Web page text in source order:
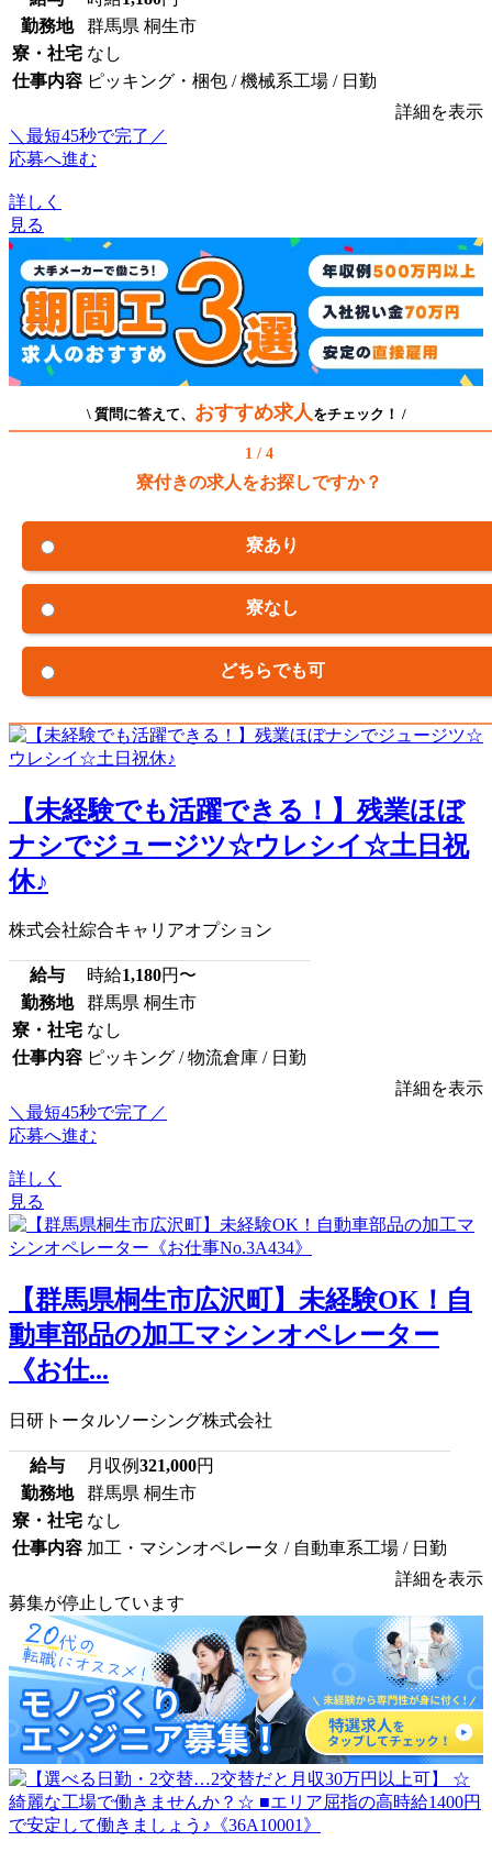
勤務地
群馬県 桐生市
寮・社宅 なし
仕事内容 ピッキング・梱包 / 機械系工場 / 日勤
詳細を表示
＼最短45秒で完了／
応募へ進む
詳しく
見る
\ 質問に答えて、 おすすめ求人 をチェック！ /
1 / 4
寮付きの求人をお探しですか？
寮あり
寮なし
どちらでも可
【未経験でも活躍できる！】残業ほぼ
ナシでジュージツ☆ウレシイ☆土日祝
休♪
株式会社綜合キャリアオプション
給与 時給1,180円〜
勤務地
群馬県 桐生市
寮・社宅 なし
仕事内容 ピッキング / 物流倉庫 / 日勤
詳細を表示
＼最短45秒で完了／
応募へ進む
詳しく
見る
【群馬県桐生市広沢町】未経験OK！自
動車部品の加工マシンオペレーター
《お仕...
日研トータルソーシング株式会社
給与 月収例321,000円
勤務地
群馬県 桐生市
寮・社宅 なし
仕事内容 加工・マシンオペレータ / 自動車系工場 / 日勤
詳細を表示
募集が停止しています